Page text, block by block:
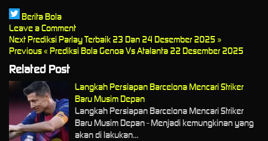
Berita Bola
Leave a Comment
NextPrediksi Parlay Terbaik 23 Dan 24 Desember 2025 »
Previous« Prediksi Bola Genoa Vs Atalanta 22 Desember 2025
Related Post
Langkah Persiapan Barcelona Mencari Striker
Baru Musim Depan
Langkah Persiapan Barcelona Mencari Striker
Baru Musim Depan - Menjadi kemungkinan yang
akan di lakukan…